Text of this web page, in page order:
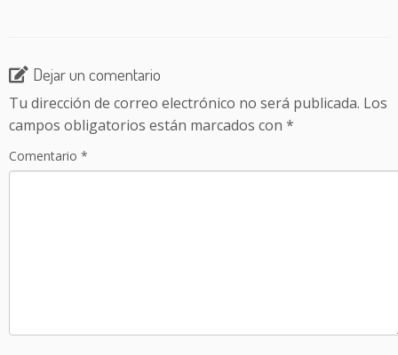
Dejar un comentario
Tu dirección de correo electrónico no será publicada. Los
campos obligatorios están marcados con *
Comentario *